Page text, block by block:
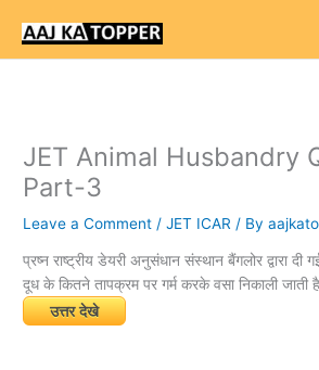
content
JET Animal Husbandry
Part-3
Leave a Comment /JET ICAR / By
प्रष्न राष्ट्रीय डेयरी अनुसंधान संस्थान बैंगलोर द्वारा दी
दूध के कितने तापक्रम पर गर्म करके वसा निकाली जाती
उत्तर देखे